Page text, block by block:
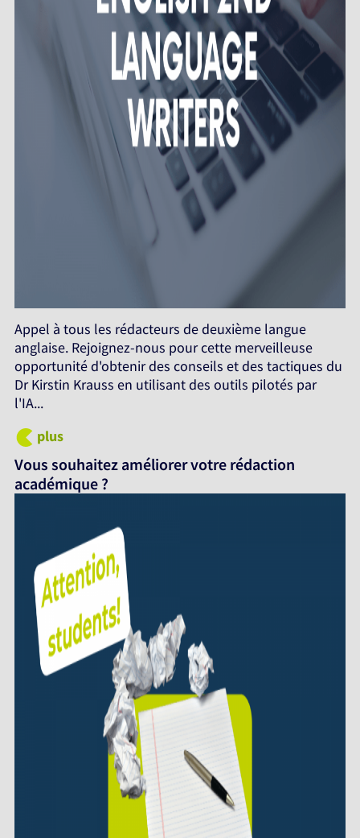
Appel à tous les rédacteurs de deuxième langue
anglaise. Rejoignez-nous pour cette merveilleuse
opportunité d'obtenir des conseils et des tactiques du
Dr Kirstin Krauss en utilisant des outils pilotés par
l'IA...
plus
Vous souhaitez améliorer votre rédaction
académique ?